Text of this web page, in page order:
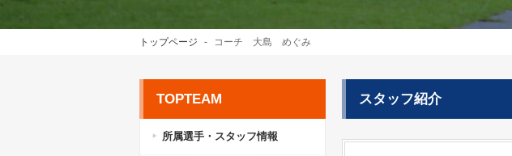
トップページ コーチ 大島 めぐみ
スタッフ紹介
TOPTEAM
所属選⼿・スタッフ情報